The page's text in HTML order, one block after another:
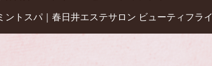
トスパ｜春日井エステサロン ビューティフライ